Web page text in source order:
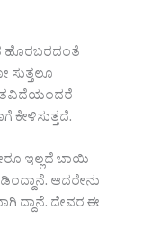
ಹೊರಬರದಂತೆ
ಸುತ್ತಲೂ
ಕೇಳಿಸುತ್ತದೆ.
ಇಲ್ಲದೆ ಬಾಯಿ
ಆದರೇನು‌
ದ್ದಾನೆ. ದೇವರ ಈ